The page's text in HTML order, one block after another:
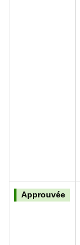
Approuvée